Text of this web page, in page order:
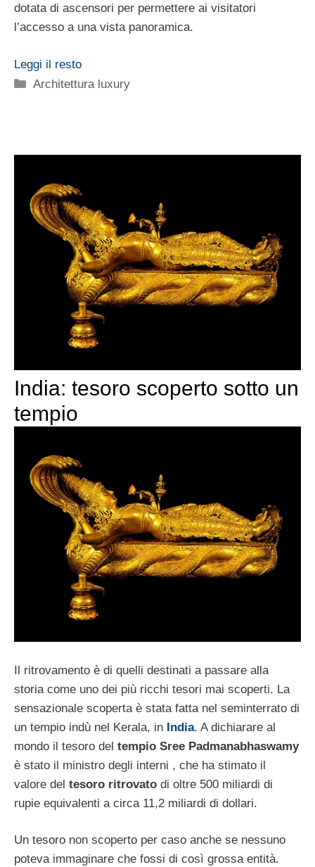
dotata di ascensori per permettere ai visitatori
l’accesso a una vista panoramica.
Leggi il resto
Categorie
Architettura luxury
India: tesoro scoperto sotto un
tempio
Il ritrovamento è di quelli destinati a passare alla
storia come uno dei più ricchi tesori mai scoperti. La
sensazionale scoperta è stata fatta nel seminterrato di
un tempio indù nel Kerala, in India. A dichiarare al
mondo il tesoro del tempio Sree Padmanabhaswamy
è stato il ministro degli interni , che ha stimato il
valore del tesoro ritrovato di oltre 500 miliardi di
rupie equivalenti a circa 11,2 miliardi di dollari.
Un tesoro non scoperto per caso anche se nessuno
poteva immaginare che fossi di così grossa entità.